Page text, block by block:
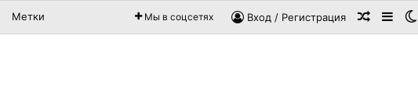
Метки Мы в соцсетях Вход / Регистрация